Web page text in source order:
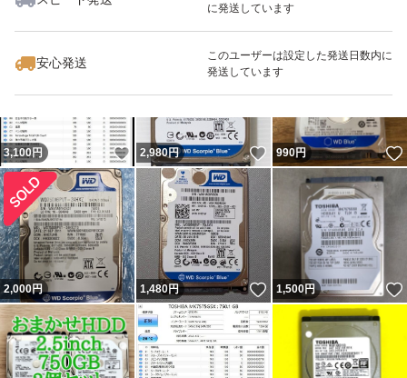
に発送しています
安心発送
このユーザーは設定した発送日数内に
発送しています
いいね！
1,000
3,100円 いいね！
2,980円 いいね！
990円
2,000円 1,480円 いいね！
1,500円